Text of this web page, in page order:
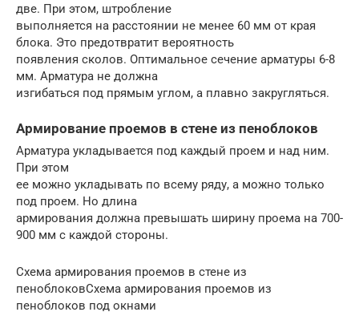
две. При этом, штробление
выполняется на расстоянии не менее 60 мм от края
блока. Это предотвратит вероятность
появления сколов. Оптимальное сечение арматуры 6-8
мм. Арматура не должна
изгибаться под прямым углом, а плавно закругляться.
Армирование проемов в стене из пеноблоков
Арматура укладывается под каждый проем и над ним.
При этом
ее можно укладывать по всему ряду, а можно только
под проем. Но длина
армирования должна превышать ширину проема на 700-
900 мм с каждой стороны.
Схема армирования проемов в стене из
пеноблоковСхема армирования проемов из
пеноблоков под окнами